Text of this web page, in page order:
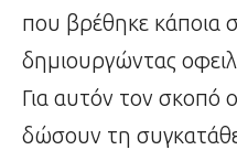
που βρέθηκε κάποια
δημιουργώντας
Για αυτόν τον σκοπό
δώσουν τη